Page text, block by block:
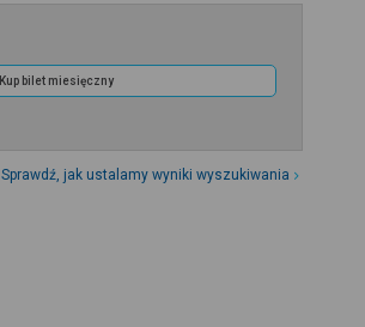
Kup bilet miesięczny
Sprawdź, jak ustalamy wyniki wyszukiwania